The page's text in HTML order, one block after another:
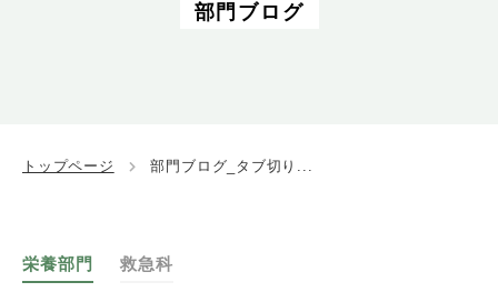
部門ブログ
トップページ 部門ブログ_タブ切り...
栄養部門 救急科